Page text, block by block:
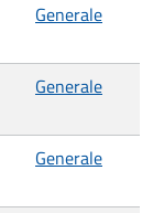
Generale
Generale
Generale